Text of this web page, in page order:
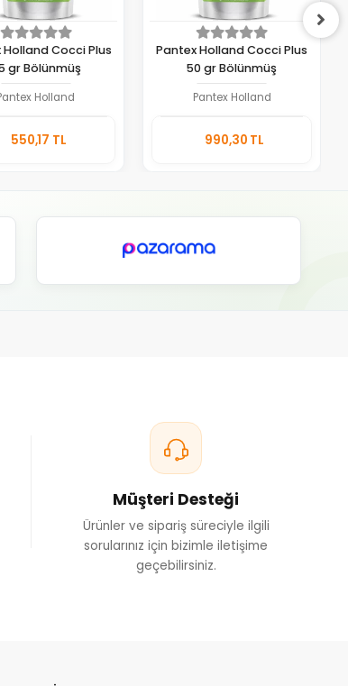
Holland Cocci Plus
gr Bölünmüş
Holland
550,17 TL
Pantex Holland Cocci Plus
50 gr Bölünmüş
Pantex Holland
990,30 TL
Müşteri Desteği
Ürünler ve sipariş süreciyle ilgili
sorularınız için bizimle iletişime
geçebilirsiniz.